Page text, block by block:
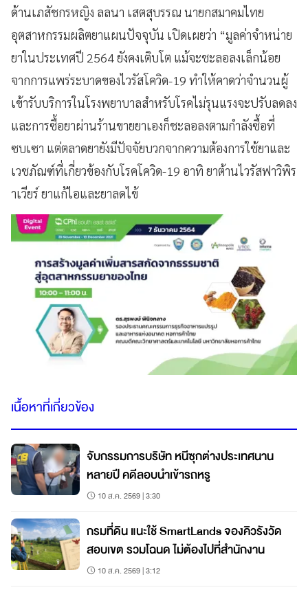
ด้านเภสัชกรหญิง ลลนา เสตสุบรรณ นายกสมาคมไทย
อุตสาหกรรมผลิตยาแผนปัจจุบัน เปิดเผยว่า “มูลค่าจำหน่าย
ยาในประเทศปี 2564 ยังคงเติบโต แม้จะชะลอลงเล็กน้อย
จากการแพร่ระบาดของไวรัสโควิด-19 ทำให้คาดว่าจำนวนผู้
เข้ารับบริการในโรงพยาบาลสำหรับโรคไม่รุนแรงจะปรับลดลง
และการซื้อยาผ่านร้านขายยาเองก็ชะลอลงตามกำลังซื้อที่
ซบเซา แต่ตลาดยายังมีปัจจัยบวกจากความต้องการใช้ยาและ
เวชภัณฑ์ที่เกี่ยวข้องกับโรคโควิด-19 อาทิ ยาต้านไวรัสฟาวิพิร
าเวียร์ ยาแก้ไอและยาลดไข้
เนื้อหาที่เกี่ยวข้อง
จับกรรมการบริษัท หนีซุกต่างประเทศนาน
หลายปี คดีลอบนำเข้ารถหรู
10 ส.ค. 2569 | 3:30
กรมที่ดิน แนะใช้ SmartLands จองคิวรังวัด
สอบเขต รวมโฉนด ไม่ต้องไปที่สำนักงาน
10 ส.ค. 2569 | 3:12